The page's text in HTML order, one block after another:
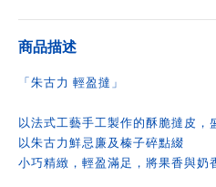
商品描述
「朱古力 輕盈撻」
以法式工藝手工製作的酥脆撻皮
以朱古力鮮忌廉及榛子碎點綴
小巧精緻，輕盈滿足，將果香與奶